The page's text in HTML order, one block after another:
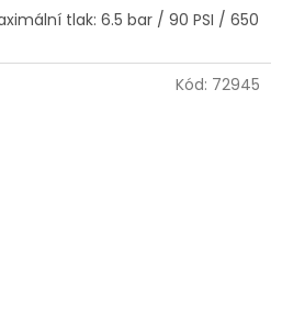
tlak: 6.5 bar / 90 PSI / 650
Kód: 72945